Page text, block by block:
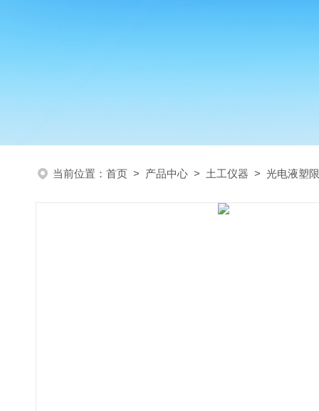
当前位置： 首页 > 产品中心 > 土工仪器 > 光电液塑